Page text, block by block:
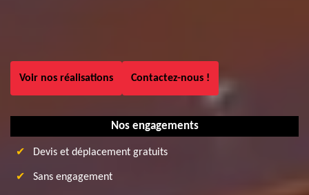
Voir nos réalisations Contactez-nous !
Nos engagements
Devis et déplacement gratuits
Sans engagement